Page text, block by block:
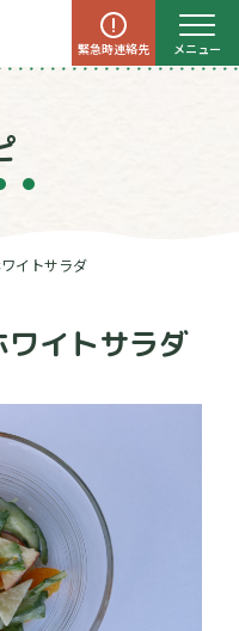
緊急時連絡先 メニュー
イトサラダ
イトサラダ